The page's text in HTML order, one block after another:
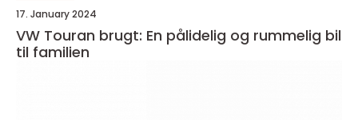
17. January 2024
VW Touran brugt: En pålidelig og rummelig bil
til familien